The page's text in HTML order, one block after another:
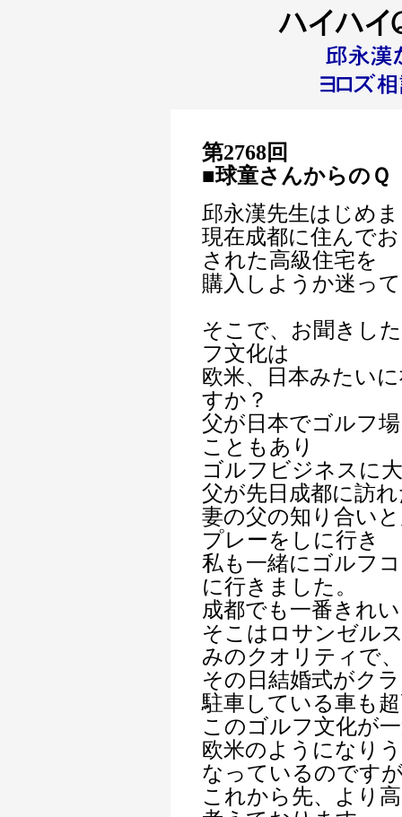
第2768回
■球童さんからのＱ
邱永漢先生はじめ
現在成都に住んで
された高級住宅を
購入しようか迷っ
そこで、お聞きし
フ文化は
欧米、日本みたい
すか？
父が日本でゴルフ
こともあり
ゴルフビジネスに
父が先日成都に訪
妻の父の知り合い
プレーをしに行き
私も一緒にゴルフ
に行きました。
成都でも一番きれ
そこはロサンゼル
みのクオリティで、
その日結婚式がク
駐車している車も
このゴルフ文化が
欧米のようになり
なっているのです
これから先、より